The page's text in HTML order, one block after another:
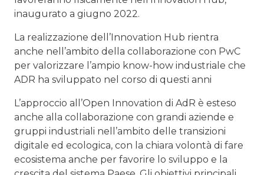
inaugurato a giugno 2022.
La realizzazione dell’Innovation Hub rientra
anche nell’ambito della collaborazione con PwC
per valorizzare l’ampio know-how industriale che
ADR ha sviluppato nel corso di questi anni
L’approccio all’Open Innovation di AdR è esteso
anche alla collaborazione con grandi aziende e
gruppi industriali nell’ambito delle transizioni
digitale ed ecologica, con la chiara volontà di fare
ecosistema anche per favorire lo sviluppo e la